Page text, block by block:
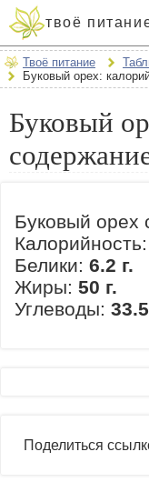
твоё
Твоё питание
Буковый орех:
Буковый
Буковый орех
Калорийность:
Белики: 6.2 г.
Жиры: 50 г.
Углеводы:
Поделиться